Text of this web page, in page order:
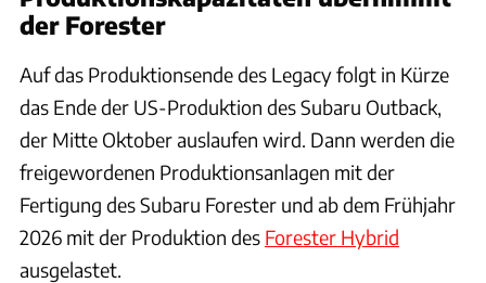
der Forester
Auf das Produktionsende des Legacy folgt in Kürze
das Ende der US-Produktion des Subaru Outback,
der Mitte Oktober auslaufen wird. Dann werden die
freigewordenen Produktionsanlagen mit der
Fertigung des Subaru Forester und ab dem Frühjahr
2026 mit der Produktion des Forester Hybrid
ausgelastet.